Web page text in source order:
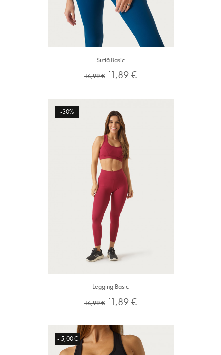
Sutiã Basic
Preço
16,99 € Preço
11,89 €
Legging Basic
Preço
16,99 € Preço
11,89 €
-30%
- 5,00 €